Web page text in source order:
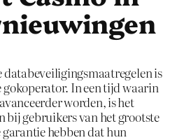
is
gokoperator. In een tijd waarin
worden, is het
bij gebruikers van het grootste
hebben dat hun